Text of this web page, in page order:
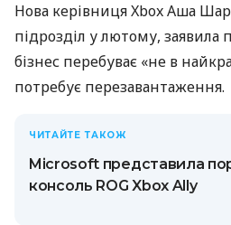
Нова керівниця Xbox Аша
підрозділ у лютому,
бізнес перебуває «не в
потребує перезавантаження.
ЧИТАЙТЕ ТАКОЖ
Microsoft представила
консоль ROG Xbox Ally